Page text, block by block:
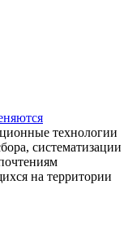
технологии
систематизации
на территории